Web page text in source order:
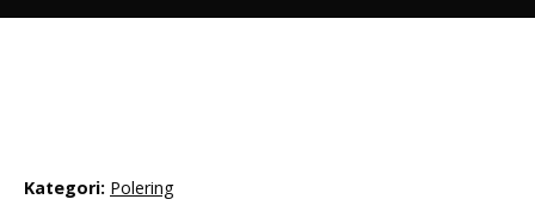
Kategori: Polering